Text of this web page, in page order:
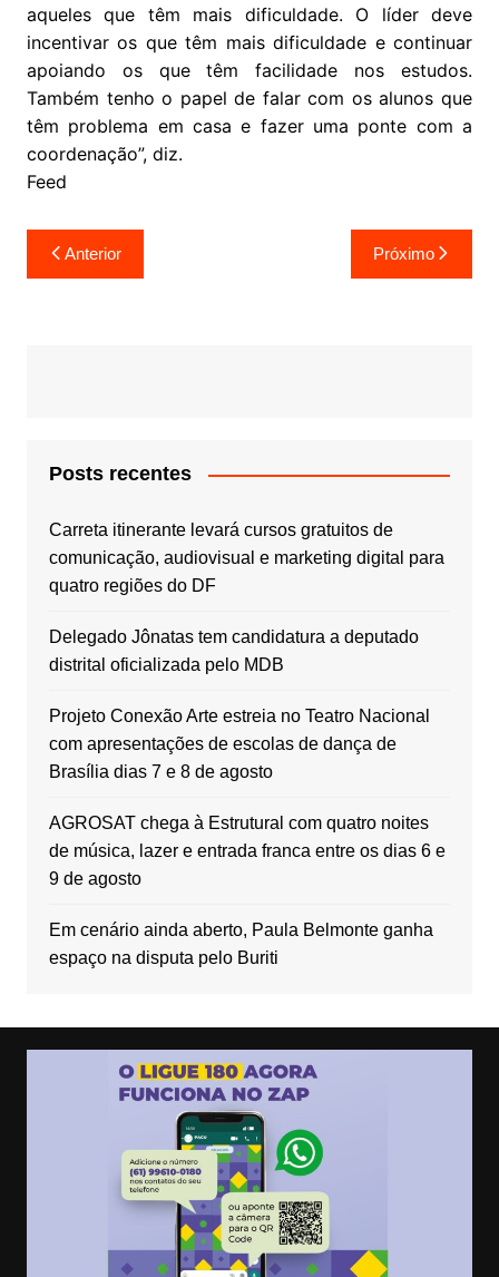
aqueles que têm mais dificuldade. O líder deve
incentivar os que têm mais dificuldade e continuar
apoiando os que têm facilidade nos estudos.
Também tenho o papel de falar com os alunos que
têm problema em casa e fazer uma ponte com a
coordenação”, diz.
Feed
Navegação
de
Anterior Próximo
Posts recentes
Carreta itinerante levará cursos gratuitos de
comunicação, audiovisual e marketing digital para
quatro regiões do DF
Delegado Jônatas tem candidatura a deputado
distrital oficializada pelo MDB
Projeto Conexão Arte estreia no Teatro Nacional
com apresentações de escolas de dança de
Brasília dias 7 e 8 de agosto
AGROSAT chega à Estrutural com quatro noites
de música, lazer e entrada franca entre os dias 6 e
9 de agosto
Em cenário ainda aberto, Paula Belmonte ganha
espaço na disputa pelo Buriti